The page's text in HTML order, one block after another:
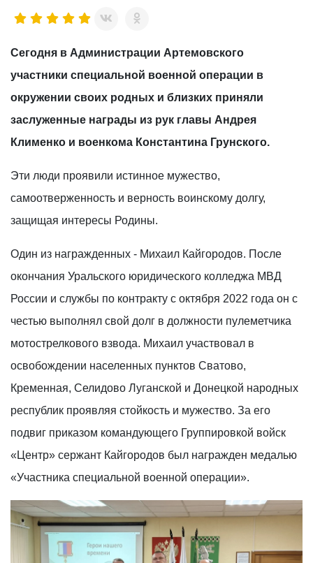
Сегодня в Администрации Артемовского
участники специальной военной операции в
окружении своих родных и близких приняли
заслуженные награды из рук главы Андрея
Клименко и военкома Константина Грунского.
Эти люди проявили истинное мужество,
самоотверженность и верность воинскому долгу,
защищая интересы Родины.
Один из награжденных - Михаил Кайгородов. После
окончания Уральского юридического колледжа МВД
России и службы по контракту с октября 2022 года он с
честью выполнял свой долг в должности пулеметчика
мотострелкового взвода. Михаил участвовал в
освобождении населенных пунктов Сватово,
Кременная, Селидово Луганской и Донецкой народных
республик проявляя стойкость и мужество. За его
подвиг приказом командующего Группировкой войск
«Центр» сержант Кайгородов был награжден медалью
«Участника специальной военной операции».